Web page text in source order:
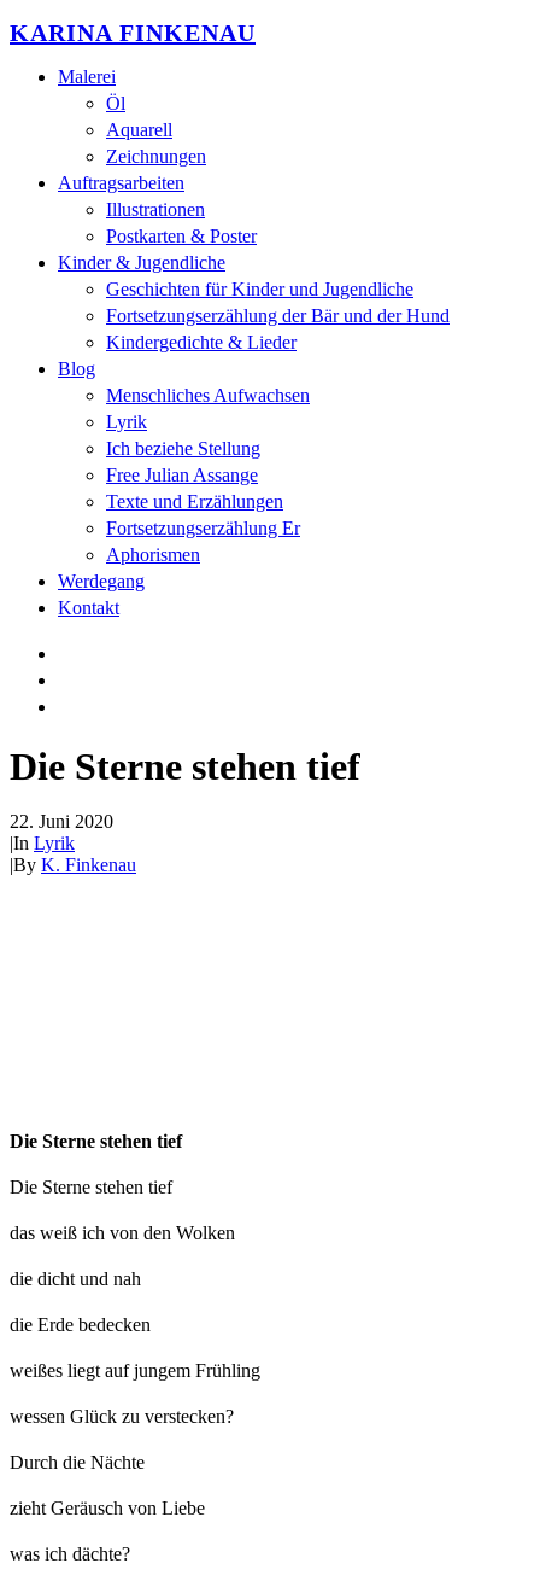
KARINA FINKENAU
Malerei
Öl
Aquarell
Zeichnungen
Auftragsarbeiten
Illustrationen
Postkarten & Poster
Kinder & Jugendliche
Geschichten für Kinder und Jugendliche
Fortsetzungserzählung der Bär und der Hund
Kindergedichte & Lieder
Blog
Menschliches Aufwachsen
Lyrik
Ich beziehe Stellung
Free Julian Assange
Texte und Erzählungen
Fortsetzungserzählung Er
Aphorismen
Werdegang
Kontakt
Die Sterne stehen tief
22. Juni 2020
|In Lyrik
|By K. Finkenau
Die Sterne stehen tief
Die Sterne stehen tief
das weiß ich von den Wolken
die dicht und nah
die Erde bedecken
weißes liegt auf jungem Frühling
wessen Glück zu verstecken?
Durch die Nächte
zieht Geräusch von Liebe
was ich dächte?